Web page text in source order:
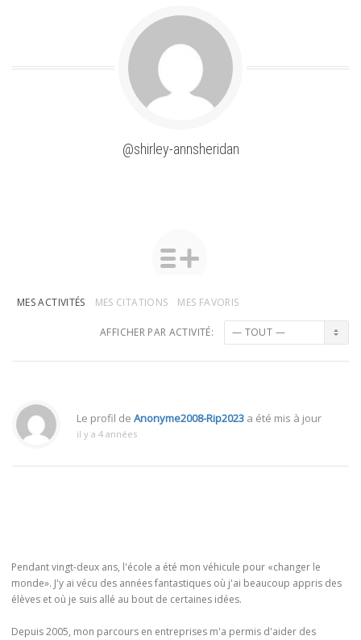
@shirley-annsheridan
MES ACTIVITÉS MES CITATIONS MES FAVORIS
AFFICHER PAR ACTIVITÉ:
Le profil de Anonyme2008-Rip2023 a été mis à jour
il y a 4 années
Pendant vingt-deux ans, l'école a été mon véhicule pour «changer le
monde». J'y ai vécu des années fantastiques où j'ai beaucoup appris des
élèves et où je suis allé au bout de certaines idées.
Depuis 2005, mon parcours en entreprises m'a permis d'aider des